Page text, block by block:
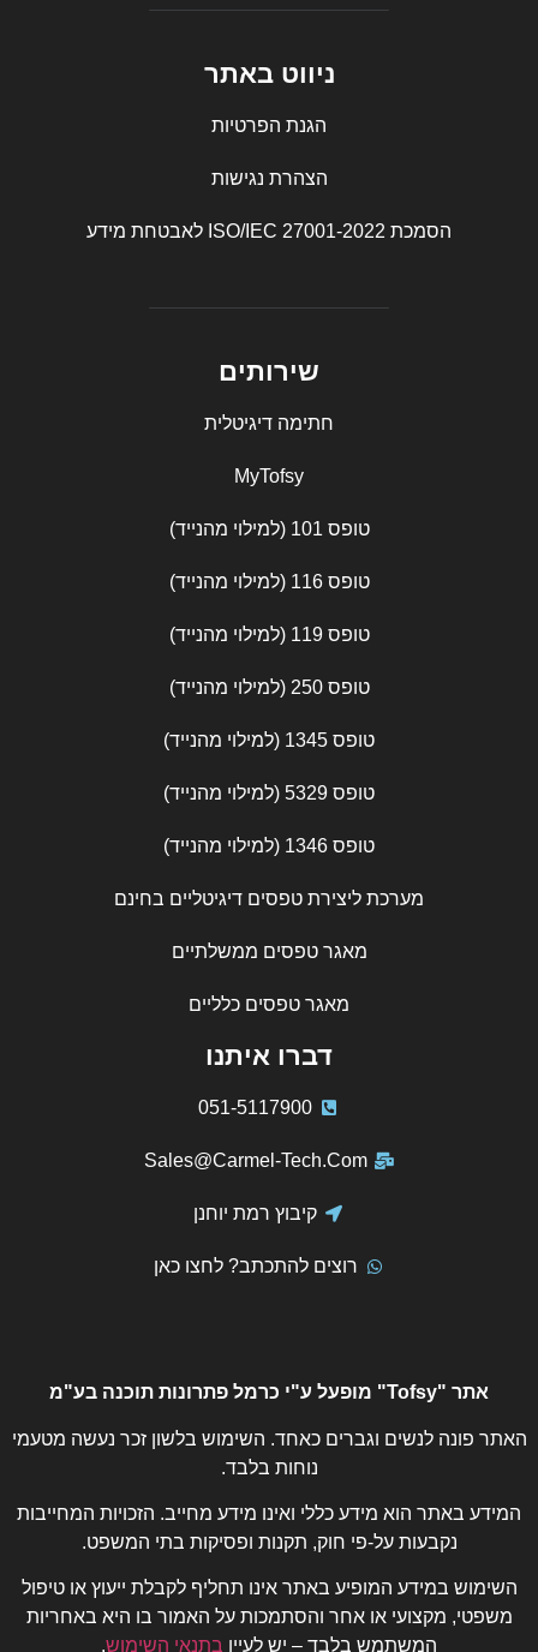
ניווט באתר
הגנת הפרטיות
הצהרת נגישות
הסמכת ISO/IEC 27001-2022 לאבטחת מידע
שירותים
חתימה דיגיטלית
MyTofsy
טופס 101 (למילוי מהנייד)
טופס 116 (למילוי מהנייד)
טופס 119 (למילוי מהנייד)
טופס 250 (למילוי מהנייד)
טופס 1345 (למילוי מהנייד)
טופס 5329 (למילוי מהנייד)
טופס 1346 (למילוי מהנייד)
מערכת ליצירת טפסים דיגיטליים בחינם
מאגר טפסים ממשלתיים
מאגר טפסים כלליים
דברו איתנו
051-5117900
Sales@Carmel-Tech.Com
קיבוץ רמת יוחנן
רוצים להתכתב? לחצו כאן
אתר "Tofsy" מופעל ע"י כרמל פתרונות תוכנה בע"מ
האתר פונה לנשים וגברים כאחד. השימוש בלשון זכר נעשה מטעמי
נוחות בלבד.
המידע באתר הוא מידע כללי ואינו מידע מחייב. הזכויות המחייבות
נקבעות על-פי חוק, תקנות ופסיקות בתי המשפט.
השימוש במידע המופיע באתר אינו תחליף לקבלת ייעוץ או טיפול
משפטי, מקצועי או אחר והסתמכות על האמור בו היא באחריות
המשתמש בלבד – יש לעיין בתנאי השימוש.